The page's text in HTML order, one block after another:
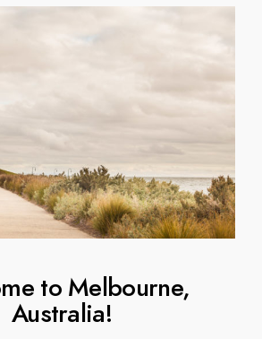
to Melbourne,
Australia!